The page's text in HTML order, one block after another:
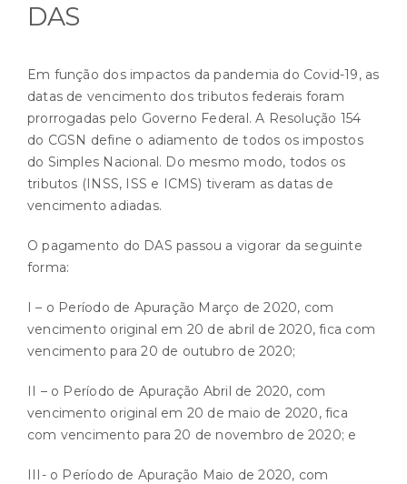
DAS
Em função dos impactos da pandemia do Covid-19, as
datas de vencimento dos tributos federais foram
prorrogadas pelo Governo Federal. A Resolução 154
do CGSN define o adiamento de todos os impostos
do Simples Nacional. Do mesmo modo, todos os
tributos (INSS, ISS e ICMS) tiveram as datas de
vencimento adiadas.
O pagamento do DAS passou a vigorar da seguinte
forma:
I – o Período de Apuração Março de 2020, com
vencimento original em 20 de abril de 2020, fica com
vencimento para 20 de outubro de 2020;
II – o Período de Apuração Abril de 2020, com
vencimento original em 20 de maio de 2020, fica
com vencimento para 20 de novembro de 2020; e
III- o Período de Apuração Maio de 2020, com